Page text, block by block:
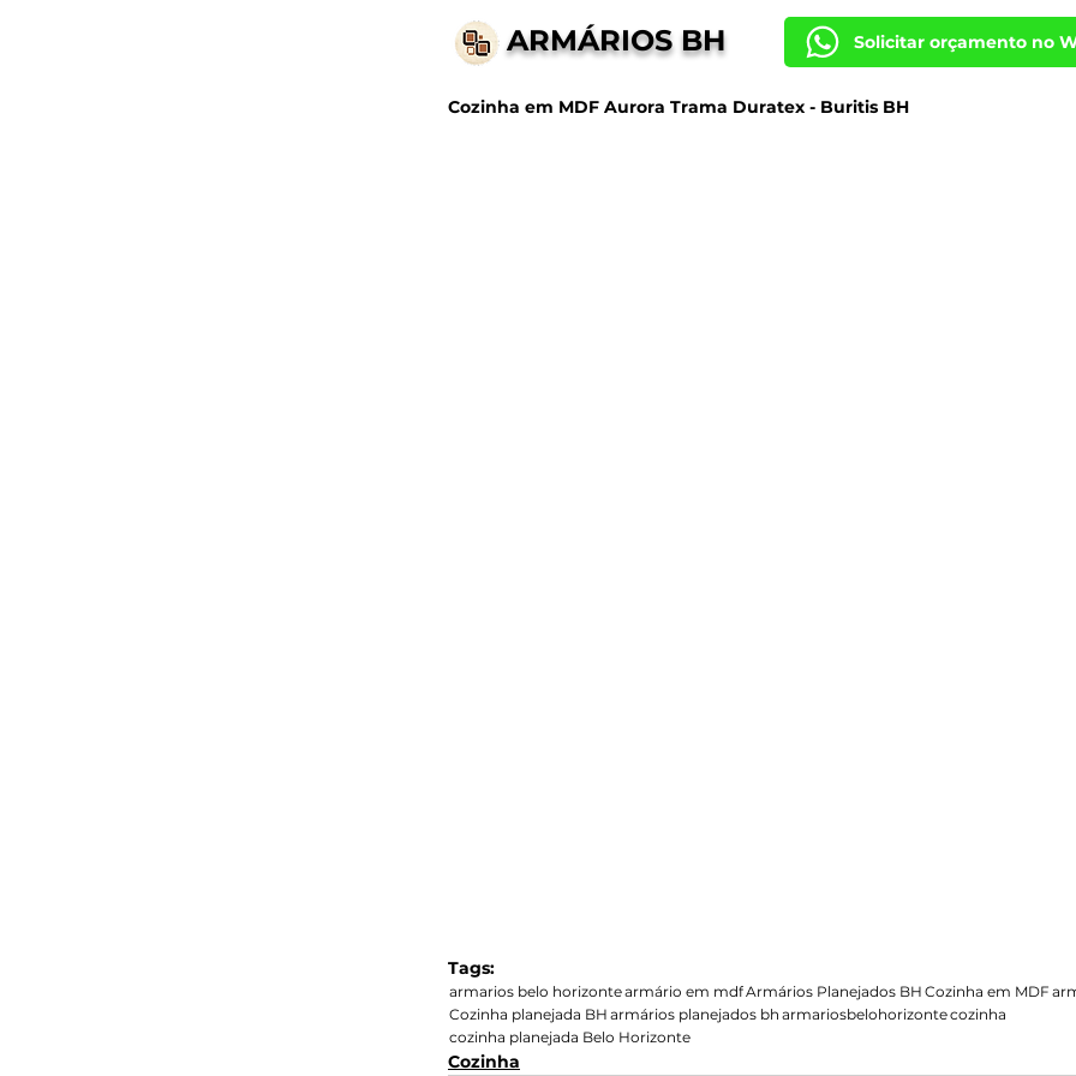
ARMÁRIOS BH Solicitar orçamento no
Cozinha em MDF Aurora Trama Duratex - Buritis BH
Tags:
armarios belo horizontearmário em mdfArmários Planejados BH Cozinha em MDF
Cozinha planejada BH armários planejados bh armariosbelohorizontecozinha
cozinha planejada Belo Horizonte
Cozinha